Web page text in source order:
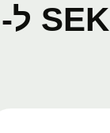
שערי חליפין של SEK ל-